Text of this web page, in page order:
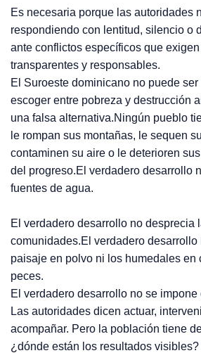
Es necesaria porque las autoridades
respondiendo con lentitud, silencio o
ante conflictos específicos que
transparentes y responsables.
El Suroeste dominicano no puede
escoger entre pobreza y destrucción
una falsa alternativa.Ningún pueblo
le rompan sus montañas, le sequen
contaminen su aire o le deterioren
del progreso.El verdadero desarrollo
fuentes de agua.
El verdadero desarrollo no desprecia
comunidades.El verdadero desarrollo
paisaje en polvo ni los humedales en
peces.
El verdadero desarrollo no se impone
Las autoridades dicen actuar,
acompañar. Pero la población tiene
¿dónde están los resultados